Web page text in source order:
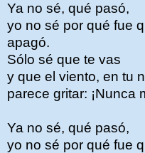
Ya no sé, qué pasó,
yo no sé por qué fue
apagó.
Sólo sé que te vas
y que el viento, en tu
parece gritar: ¡Nunca
Ya no sé, qué pasó,
yo no sé por qué fue